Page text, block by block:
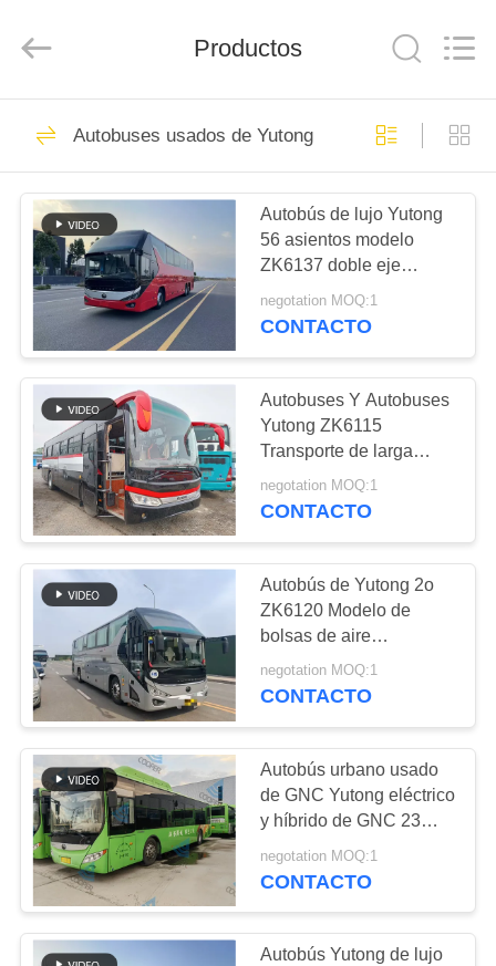
HOGAR
PRODUCTOS
SOBRE
NOSOTROS
VIAJE
DE
FÁBRICA
CONTROL
DE
CALIDAD
ÉNTRENOS
EN
CONTACTO
CON
PIDA
UNA
CITA
INDUSTRY
Rights
Autobús usado del
práctico de costa
160
Autobuses usados
de Yutong
908
Mini autobús usado
199
Camión usado del
tractor
189
Productos
Autobuses usados de Yutong
Autobús de lujo Yutong
56 asientos modelo
ZK6137 doble eje
trasero 2021 año airbag
suspensión
negotation MOQ:1
CONTACTO
Autobuses Y Autobuses
Yutong ZK6115
Transporte de larga
distancia 59 asientos
2016 Año Diseño diesel
negotation MOQ:1
CONTACTO
Autobús de Yutong 2o
ZK6120 Modelo de
bolsas de aire
Transporte de pasajeros
de carretera 50 asientos
negotation MOQ:1
CONTACTO
Autobús urbano usado
de GNC Yutong eléctrico
y híbrido de GNC 23
asientos 77 pasajeros
Nigeria África
negotation MOQ:1
CONTACTO
Autobús Yutong de lujo